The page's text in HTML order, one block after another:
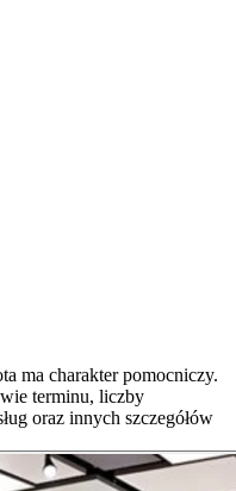
ma charakter pomocniczy.
terminu, liczby
oraz innych szczegółów